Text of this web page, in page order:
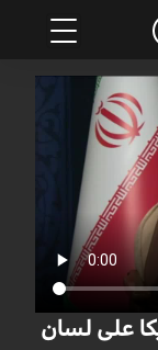
على لسان